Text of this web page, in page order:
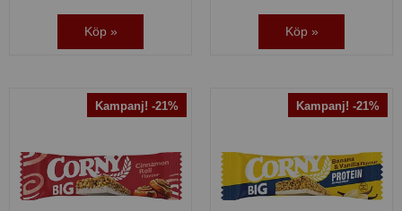
Köp » Köp »
Kampanj! -21% Kampanj! -21%